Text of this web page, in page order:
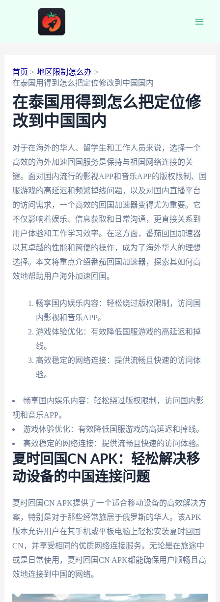
首页
地区限制怎么办
在泰国用得到怎么把定位修改到中国国内
在泰国用得到怎么把定位修
改到中国国内
对于在海外的华人、留学生和工作人员来说，选择一个
高效的海外加速回国服务是保持与祖国网络连接的关
键。面对国内流行的影视APP和音乐APP的版权限制、国
服游戏的高延迟和频繁掉线问题，以及对国内直播平台
的访问需求，一个高效的回国加速器变得尤为重要。它
不仅影响着娱乐、信息获取和日常沟通，更直接关系到
用户体验和工作学习效率。在这方面，番茄回国加速器
以其卓越的性能和简便的操作，成为了海外华人的理想
选择。本文将重点介绍番茄回国加速器，探索其如何高
效地帮助用户海外加速回国。
畅享国内娱乐内容：轻松绕过版权限制，访问国
内影视和音乐APP。
游戏体验优化：有效降低国服游戏的高延迟和掉
线。
高效稳定的网络连接：提供流畅且快速的访问体
验。
畅享国内娱乐内容：轻松绕过版权限制，访问国内影
视和音乐APP。
游戏体验优化：有效降低国服游戏的高延迟和掉线。
高效稳定的网络连接：提供流畅且快速的访问体验。
夏时回国CN APK：轻松解决移
动设备的中国连接问题
夏时回国CN APK提供了一个适合移动设备的高效解决方
案，特别是对于那些经常旅居于俄罗斯的华人。该APK
版本允许用户在其手机或平板电脑上轻松安装夏时回国
CN，并享受相同的优质网络连接服务。无论是在旅途中
或是日常使用，夏时回国CN APK都能确保用户顺畅且高
效地连接到中国的网络。